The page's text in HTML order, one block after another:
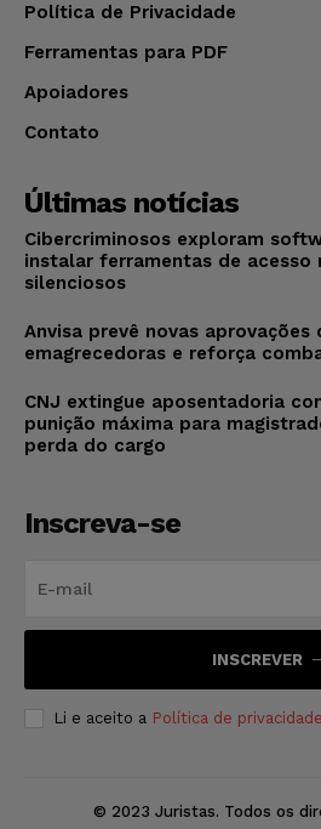
Política de Privacidade
Ferramentas para PDF
Apoiadores
Contato
Últimas notícias
Cibercriminosos exploram
instalar ferramentas de acesso
silenciosos
Anvisa prevê novas aprovações
emagrecedoras e reforça
CNJ extingue aposentadoria
punição máxima para
perda do cargo
Inscreva-se
INSCREVER
Li e aceito a Política de privacidade
© 2023 Juristas. Todos os